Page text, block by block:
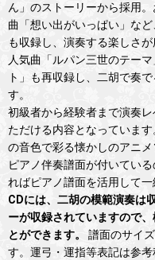
ん」のストーリーから採用
曲「想い出がいっぱい」な
も収録し、演奏する楽しさ
人気曲「ルパン三世のテー
ト」も再収録し、二胡で奏
す。
初級者から経験者まで演奏
ただける内容となっていま
の音色で彩る懐かしのアニ
ピアノ伴奏譜面が付いてい
ればピアノ譜面を活用して
CDには、二胡の模範演奏は
ーが収録されていますので
とができます。
譜面のサイ
す。運弓・運指等表記は参